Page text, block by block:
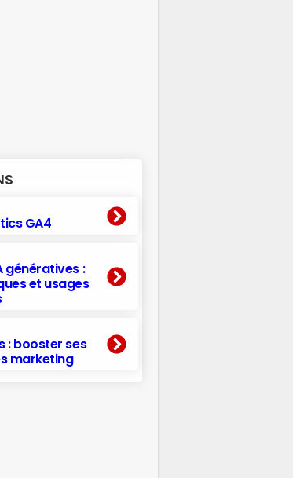
GA4
génératives :
et usages
: booster ses
marketing